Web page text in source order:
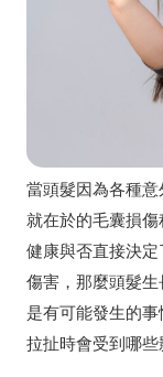
當頭髮因為各種
就在於的毛囊損
健康與否直接決
傷害，那麼頭髮
是有可能發生的
拉扯時會受到哪些